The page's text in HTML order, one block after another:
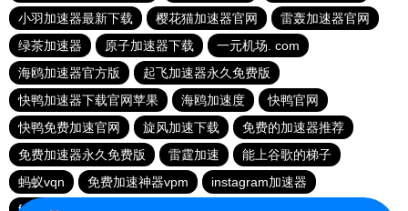
小羽加速器最新下载
樱花猫加速器官网
雷轰加速器官网
绿茶加速器
原子加速器下载
一元机场. com
海鸥加速器官方版
起飞加速器永久免费版
快鸭加速器下载官网苹果
海鸥加速度
快鸭官网
快鸭免费加速官网
旋风加速下载
免费的加速器推荐
免费加速器永久免费版
雷霆加速
能上谷歌的梯子
蚂蚁vqn
免费加速神器vpm
instagram加速器